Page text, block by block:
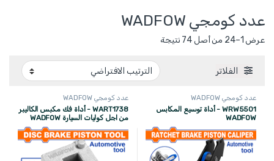
عدد كومجي WADFOW
عرض 1–24 من أصل 74 نتيجة
الفلاتر
عدد كومجي WADFOW
WRW5501 - أداة توسيع المكابس
WADFOW
عدد كومجي WADFOW
WART1738 - أداة فك مكبس الكاليبر
من اجل كوليات السيارة WADFOW